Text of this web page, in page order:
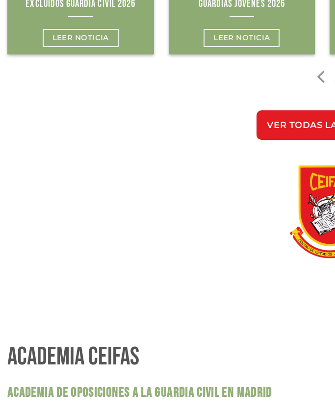
EXCLUIDOS GUARDIA CIVIL 2026
LEER NOTICIA
GUARDIAS JÓVENES 2026
LEER NOTICIA
VER TODAS
ACADEMIA CEIFAS
ACADEMIA DE OPOSICIONES A LA GUARDIA CIVIL EN MADRID